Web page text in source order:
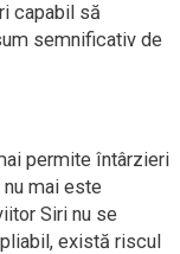
capabil să
semnificativ de
permite întârzieri
nu mai este
Siri nu se
există riscul